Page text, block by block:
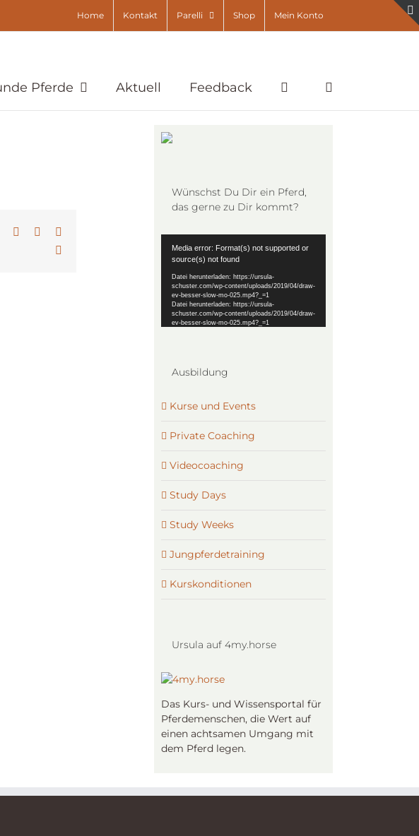
Home Kontakt Parelli Shop Mein Konto
Pferde Aktuell Feedback
LinkedInWhatsApp
Wünschst Du Dir ein Pferd,
das gerne zu Dir kommt?
Player
Media error: Format(s) not supported or
source(s) not found
Datei herunterladen: https://ursula-
schuster.com/wp-content/uploads/2019/04/draw-
ev-besser-slow-mo-025.mp4?_=1
Datei herunterladen: https://ursula-
schuster.com/wp-content/uploads/2019/04/draw-
ev-besser-slow-mo-025.mp4?_=1
Ausbildung
Kurse und Events
Private Coaching
Videocoaching
Study Days
Study Weeks
Jungpferdetraining
Kurskonditionen
Ursula auf 4my.horse
Das Kurs- und Wissensportal für
Pferdemenschen, die Wert auf
einen achtsamen Umgang mit
dem Pferd legen.